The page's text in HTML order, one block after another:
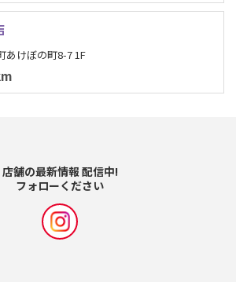
あけぼの町8-7 1F
店舗の最新情報 配信中!
フォローください